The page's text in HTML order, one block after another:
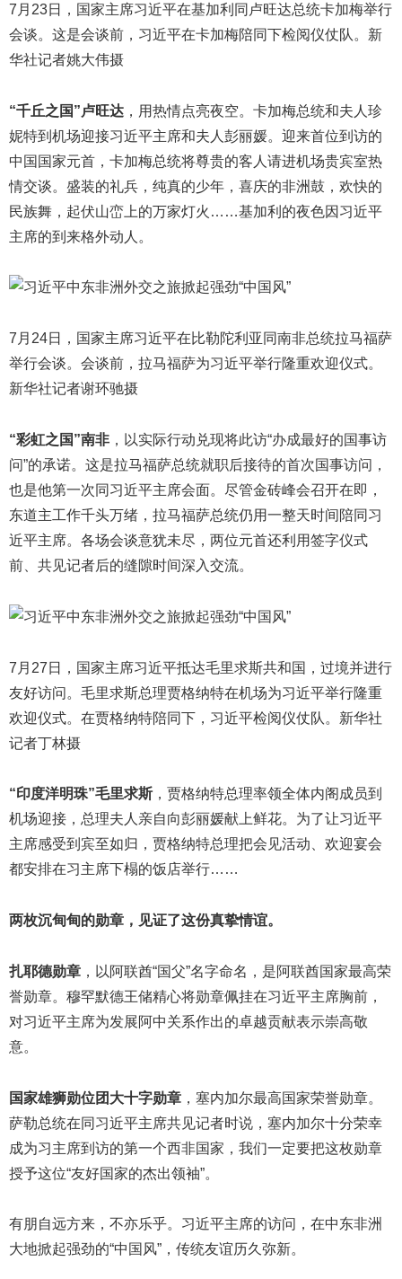
7月23日，国家主席习近平在基加利同卢旺达总统卡加梅举行
会谈。这是会谈前，习近平在卡加梅陪同下检阅仪仗队。新
华社记者姚大伟摄
“千丘之国”卢旺达 ，用热情点亮夜空。卡加梅总统和夫人珍
妮特到机场迎接习近平主席和夫人彭丽媛。迎来首位到访的
中国国家元首，卡加梅总统将尊贵的客人请进机场贵宾室热
情交谈。盛装的礼兵，纯真的少年，喜庆的非洲鼓，欢快的
民族舞，起伏山峦上的万家灯火……基加利的夜色因习近平
主席的到来格外动人。
7月24日，国家主席习近平在比勒陀利亚同南非总统拉马福萨
举行会谈。会谈前，拉马福萨为习近平举行隆重欢迎仪式。
新华社记者谢环驰摄
“彩虹之国”南非 ，以实际行动兑现将此访“办成最好的国事访
问”的承诺。这是拉马福萨总统就职后接待的首次国事访问，
也是他第一次同习近平主席会面。尽管金砖峰会召开在即，
东道主工作千头万绪，拉马福萨总统仍用一整天时间陪同习
近平主席。各场会谈意犹未尽，两位元首还利用签字仪式
前、共见记者后的缝隙时间深入交流。
7月27日，国家主席习近平抵达毛里求斯共和国，过境并进行
友好访问。毛里求斯总理贾格纳特在机场为习近平举行隆重
欢迎仪式。在贾格纳特陪同下，习近平检阅仪仗队。新华社
记者丁林摄
“印度洋明珠”毛里求斯，贾格纳特总理率领全体内阁成员到
机场迎接，总理夫人亲自向彭丽媛献上鲜花。为了让习近平
主席感受到宾至如归，贾格纳特总理把会见活动、欢迎宴会
都安排在习主席下榻的饭店举行……
两枚沉甸甸的勋章，见证了这份真挚情谊。
扎耶德勋章 ，以阿联酋“国父”名字命名，是阿联酋国家最高荣
誉勋章。穆罕默德王储精心将勋章佩挂在习近平主席胸前，
对习近平主席为发展阿中关系作出的卓越贡献表示崇高敬
意。
国家雄狮勋位团大十字勋章 ，塞内加尔最高国家荣誉勋章。
萨勒总统在同习近平主席共见记者时说，塞内加尔十分荣幸
成为习主席到访的第一个西非国家，我们一定要把这枚勋章
授予这位“友好国家的杰出领袖”。
有朋自远方来，不亦乐乎。习近平主席的访问，在中东非洲
大地掀起强劲的“中国风”，传统友谊历久弥新。